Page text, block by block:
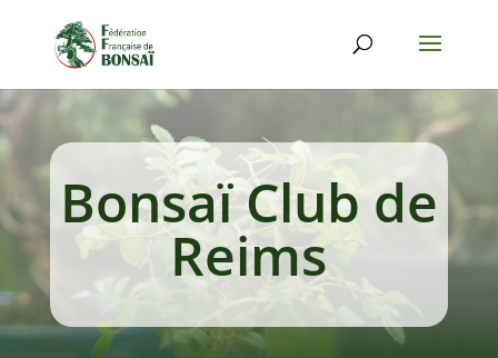
Bonsaï Club de
Reims